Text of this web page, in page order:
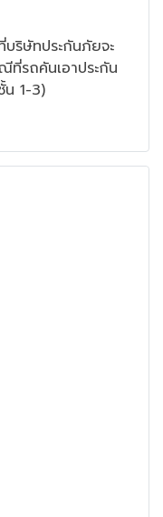
ริษัทประกันภัยจะ
รถคันเอาประกัน
น 1-3)